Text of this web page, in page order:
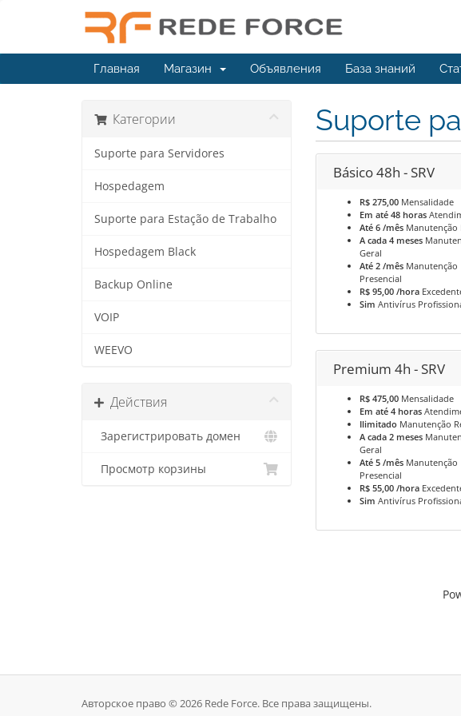
Главная Магазин Объявления База знаний
Категории
Suporte para Servidores
Hospedagem
Suporte para Estação de Trabalho
Hospedagem Black
Backup Online
VOIP
WEEVO
Действия
Зарегистрировать домен
Просмотр корзины
Suporte
Básico 48h - SRV
R$ 275,00Mensalidade
Em até 48 horas
Até 6 /mêsManutenção
A cada 4 meses
Geral
Até 2 /mêsManutenção
Presencial
R$ 95,00 /hora
Sim Antivírus
Premium 4h - SRV
R$ 475,00Mensalidade
Em até 4 horas
IlimitadoManutenção
A cada 2 meses
Geral
Até 5 /mêsManutenção
Presencial
R$ 55,00 /hora
Sim Antivírus
Авторское право © 2026 Rede Force. Все права защищены.